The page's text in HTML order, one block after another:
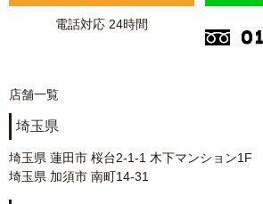
電話対応 24時間
店舗一覧
埼玉県
埼玉県 蓮田市 桜台2-1-1 木下マンション1F
埼玉県 加須市 南町14-31